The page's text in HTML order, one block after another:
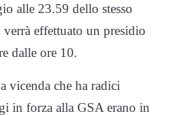
alle 23.59 dello stesso
effettuato un presidio
dalle ore 10.
vicenda che ha radici
in forza alla GSA erano in